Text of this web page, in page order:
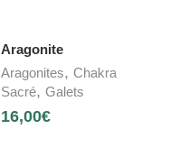
Aragonite
Aragonites, Chakra
Sacré, Galets
16,00€